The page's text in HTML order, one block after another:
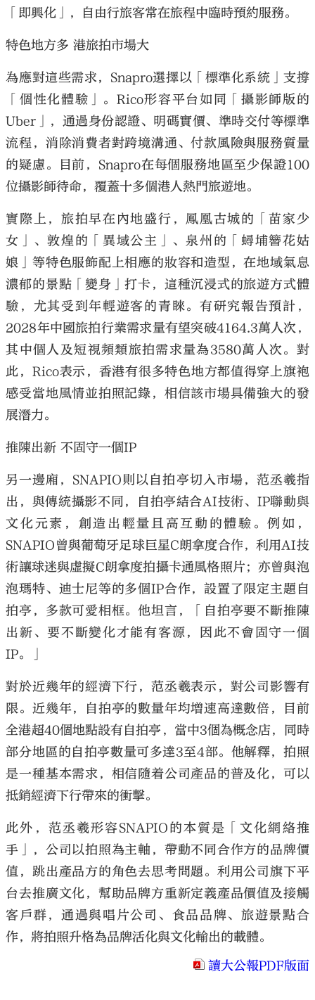
「即興化」，自由行旅客常在旅程中臨時預約服務。
特色地方多 港旅拍市場大
為應對這些需求，Snapro選擇以「標準化系統」支撐
「個性化體驗」。Rico形容平台如同「攝影師版的
Uber」，通過身份認證、明碼實價、準時交付等標準
流程，消除消費者對跨境溝通、付款風險與服務質量
的疑慮。目前，Snapro在每個服務地區至少保證100
位攝影師待命，覆蓋十多個港人熱門旅遊地。
實際上，旅拍早在內地盛行，鳳凰古城的「苗家少
女」、敦煌的「異域公主」、泉州的「蟳埔簪花姑
娘」等特色服飾配上相應的妝容和造型，在地域氣息
濃郁的景點「變身」打卡，這種沉浸式的旅遊方式體
驗，尤其受到年輕遊客的青睞。有研究報告預計，
2028年中國旅拍行業需求量有望突破4164.3萬人次，
其中個人及短視頻類旅拍需求量為3580萬人次。對
此，Rico表示，香港有很多特色地方都值得穿上旗袍
感受當地風情並拍照記錄，相信該市場具備強大的發
展潛力。
推陳出新 不固守一個IP
另一邊廂，SNAPIO則以自拍亭切入市場，范丞羲指
出，與傳統攝影不同，自拍亭結合AI技術、IP聯動與
文化元素，創造出輕量且高互動的體驗。例如，
SNAPIO曾與葡萄牙足球巨星C朗拿度合作，利用AI技
術讓球迷與虛擬C朗拿度拍攝卡通風格照片；亦曾與泡
泡瑪特、迪士尼等的多個IP合作，設置了限定主題自
拍亭，多款可愛相框。他坦言，「自拍亭要不斷推陳
出新、要不斷變化才能有客源，因此不會固守一個
IP。」
對於近幾年的經濟下行，范丞羲表示，對公司影響有
限。近幾年，自拍亭的數量年均增速高達數倍，目前
全港超40個地點設有自拍亭，當中3個為概念店，同時
部分地區的自拍亭數量可多達3至4部。他解釋，拍照
是一種基本需求，相信隨着公司產品的普及化，可以
抵銷經濟下行帶來的衝擊。
此外，范丞羲形容SNAPIO的本質是「文化網絡推
手」，公司以拍照為主軸，帶動不同合作方的品牌價
值，跳出產品方的角色去思考問題。利用公司旗下平
台去推廣文化，幫助品牌方重新定義產品價值及接觸
客戶群，通過與唱片公司、食品品牌、旅遊景點合
作，將拍照升格為品牌活化與文化輸出的載體。
讀大公報PDF版面